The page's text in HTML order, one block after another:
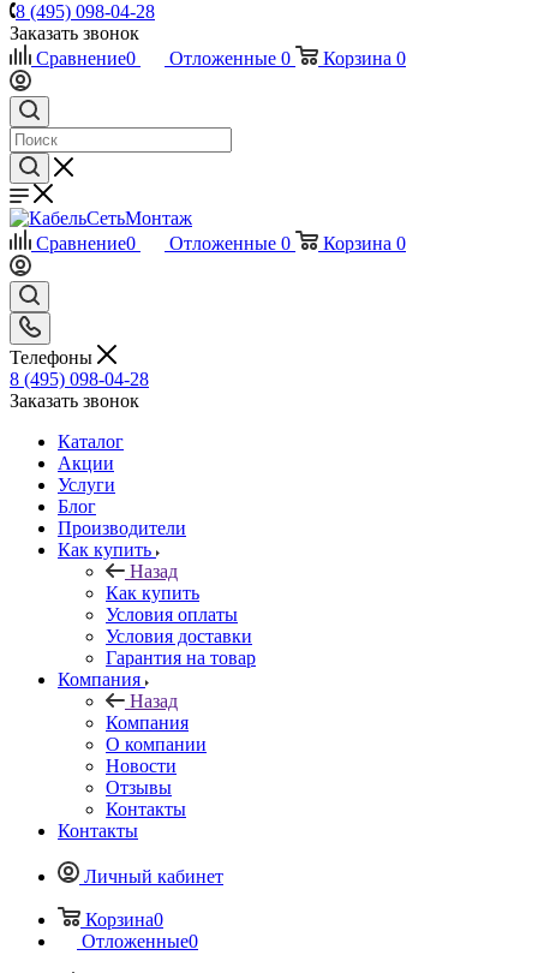
8 (495) 098-04-28
Заказать звонок
Сравнение0 Отложенные 0 Корзина 0
Сравнение0 Отложенные 0 Корзина 0
Телефоны
8 (495) 098-04-28
Заказать звонок
Каталог
Акции
Услуги
Блог
Производители
Как купить
Назад
Как купить
Условия оплаты
Условия доставки
Гарантия на товар
Компания
Назад
Компания
О компании
Новости
Отзывы
Контакты
Контакты
Личный кабинет
Корзина0
Отложенные0